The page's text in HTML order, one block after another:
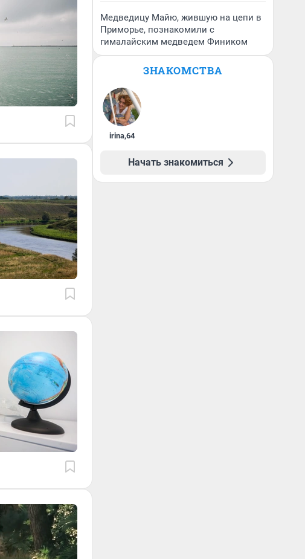
Медведицу Майю, жившую на цепи в
Приморье, познакомили с
гималайским медведем Фиником
ЗНАКОМСТВА
irina,64
Начать знакомиться